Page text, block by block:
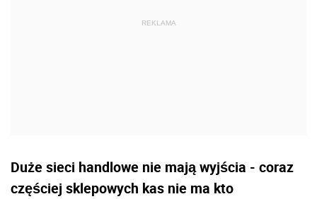
Duże sieci handlowe nie mają wyjścia - coraz
częściej sklepowych kas nie ma kto